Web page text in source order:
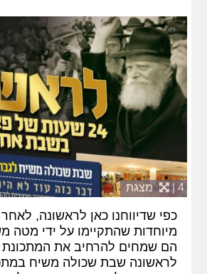
4 | מצגת
כפי שדיווחנו כאן לראשונה,
מיוחדות שהתקיימו על ידי מטה
הם שמחים להרחיב את המתכונת
לראשונה שבת שכולה משיח